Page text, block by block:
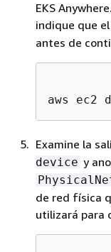
EKS
indique que
antes de
aws ec2
Examine la
device y
de red física
utilizará para